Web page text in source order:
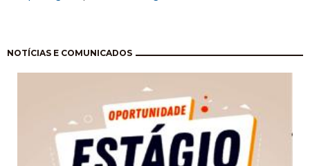
NOTÍCIAS E COMUNICADOS
Paginação